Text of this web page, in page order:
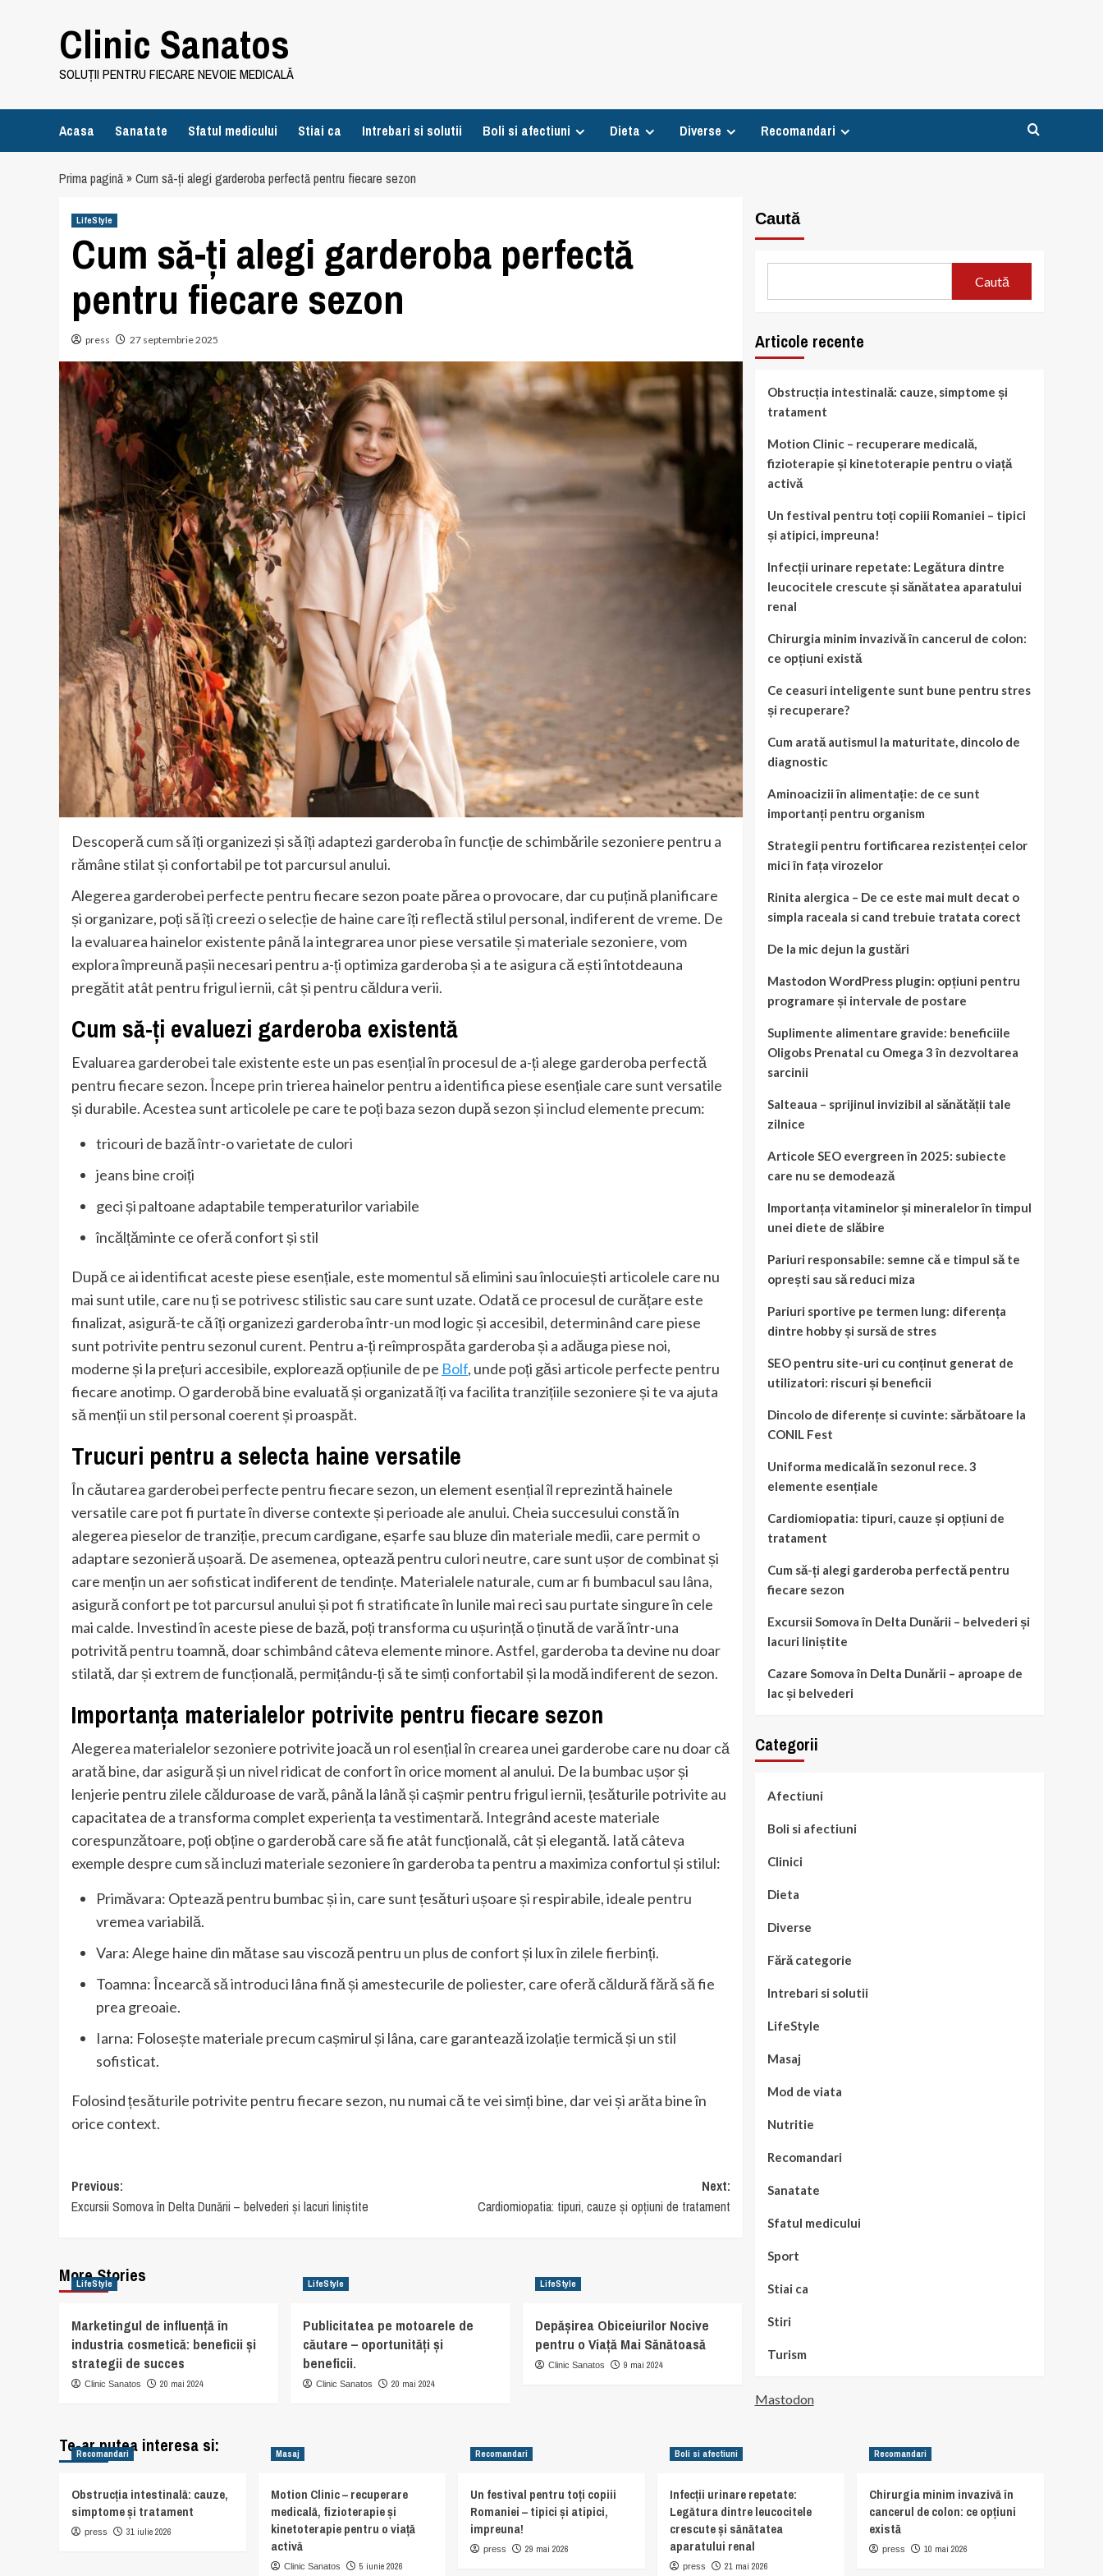
Clinic Sanatos
SOLUȚII PENTRU FIECARE NEVOIE MEDICALĂ
Acasa Sanatate Sfatul medicului Stiai ca Intrebari si solutii Boli si afectiuni Dieta Diverse Recomandari
Prima pagină»Cum să-ți alegi garderoba perfectă pentru fiecare sezon
LifeStyle
Cum să-ți alegi garderoba perfectă
pentru fiecare sezon
press 27 septembrie 2025
Descoperă cum să îți organizezi și să îți adaptezi garderoba în funcție de schimbările sezoniere pentru a
rămâne stilat și confortabil pe tot parcursul anului.
Alegerea garderobei perfecte pentru fiecare sezon poate părea o provocare, dar cu puțină planificare
și organizare, poți să îți creezi o selecție de haine care îți reflectă stilul personal, indiferent de vreme. De
la evaluarea hainelor existente până la integrarea unor piese versatile și materiale sezoniere, vom
explora împreună pașii necesari pentru a-ți optimiza garderoba și a te asigura că ești întotdeauna
pregătit atât pentru frigul iernii, cât și pentru căldura verii.
Cum să-ți evaluezi garderoba existentă
Evaluarea garderobei tale existente este un pas esențial în procesul de a-ți alege garderoba perfectă
pentru fiecare sezon. Începe prin trierea hainelor pentru a identifica piese esențiale care sunt versatile
și durabile. Acestea sunt articolele pe care te poți baza sezon după sezon și includ elemente precum:
tricouri de bază într-o varietate de culori
jeans bine croiți
geci și paltoane adaptabile temperaturilor variabile
încălțăminte ce oferă confort și stil
După ce ai identificat aceste piese esențiale, este momentul să elimini sau înlocuiești articolele care nu
mai sunt utile, care nu ți se potrivesc stilistic sau care sunt uzate. Odată ce procesul de curățare este
finalizat, asigură-te că îți organizezi garderoba într-un mod logic și accesibil, determinând care piese
sunt potrivite pentru sezonul curent. Pentru a-ți reîmprospăta garderoba și a adăuga piese noi,
moderne și la prețuri accesibile, explorează opțiunile de pe Bolf, unde poți găsi articole perfecte pentru
fiecare anotimp. O garderobă bine evaluată și organizată îți va facilita tranzițiile sezoniere și te va ajuta
să menții un stil personal coerent și proaspăt.
Trucuri pentru a selecta haine versatile
În căutarea garderobei perfecte pentru fiecare sezon, un element esențial îl reprezintă hainele
versatile care pot fi purtate în diverse contexte și perioade ale anului. Cheia succesului constă în
alegerea pieselor de tranziție, precum cardigane, eșarfe sau bluze din materiale medii, care permit o
adaptare sezonieră ușoară. De asemenea, optează pentru culori neutre, care sunt ușor de combinat și
care mențin un aer sofisticat indiferent de tendințe. Materialele naturale, cum ar fi bumbacul sau lâna,
asigură confort pe tot parcursul anului și pot fi stratificate în lunile mai reci sau purtate singure în cele
mai calde. Investind în aceste piese de bază, poți transforma cu ușurință o ținută de vară într-una
potrivită pentru toamnă, doar schimbând câteva elemente minore. Astfel, garderoba ta devine nu doar
stilată, dar și extrem de funcțională, permițându-ți să te simți confortabil și la modă indiferent de sezon.
Importanța materialelor potrivite pentru fiecare sezon
Alegerea materialelor sezoniere potrivite joacă un rol esențial în crearea unei garderobe care nu doar că
arată bine, dar asigură și un nivel ridicat de confort în orice moment al anului. De la bumbac ușor și
lenjerie pentru zilele călduroase de vară, până la lână și cașmir pentru frigul iernii, țesăturile potrivite au
capacitatea de a transforma complet experiența ta vestimentară. Integrând aceste materiale
corespunzătoare, poți obține o garderobă care să fie atât funcțională, cât și elegantă. Iată câteva
exemple despre cum să incluzi materiale sezoniere în garderoba ta pentru a maximiza confortul și stilul:
Primăvara: Optează pentru bumbac și in, care sunt țesături ușoare și respirabile, ideale pentru
vremea variabilă.
Vara: Alege haine din mătase sau viscoză pentru un plus de confort și lux în zilele fierbinți.
Toamna: Încearcă să introduci lâna fină și amestecurile de poliester, care oferă căldură fără să fie
prea greoaie.
Iarna: Folosește materiale precum cașmirul și lâna, care garantează izolație termică și un stil
sofisticat.
Folosind țesăturile potrivite pentru fiecare sezon, nu numai că te vei simți bine, dar vei și arăta bine în
orice context.
Post
navigation
Previous:
Excursii Somova în Delta Dunării – belvederi și lacuri liniștite
Next:
Cardiomiopatia: tipuri, cauze și opțiuni de tratament
More Stories
LifeStyle
Marketingul de influență în
industria cosmetică: beneficii și
strategii de succes
Clinic Sanatos 20 mai 2024
LifeStyle
Publicitatea pe motoarele de
căutare – oportunități și
beneficii.
Clinic Sanatos 20 mai 2024
LifeStyle
Depășirea Obiceiurilor Nocive
pentru o Viață Mai Sănătoasă
Clinic Sanatos 9 mai 2024
Caută
Caută
Articole recente
Obstrucția intestinală: cauze, simptome și
tratament
Motion Clinic – recuperare medicală,
fizioterapie și kinetoterapie pentru o viață
activă
Un festival pentru toți copiii Romaniei – tipici
și atipici, impreuna!
Infecții urinare repetate: Legătura dintre
leucocitele crescute și sănătatea aparatului
renal
Chirurgia minim invazivă în cancerul de colon:
ce opțiuni există
Ce ceasuri inteligente sunt bune pentru stres
și recuperare?
Cum arată autismul la maturitate, dincolo de
diagnostic
Aminoacizii în alimentație: de ce sunt
importanți pentru organism
Strategii pentru fortificarea rezistenței celor
mici în fața virozelor
Rinita alergica – De ce este mai mult decat o
simpla raceala si cand trebuie tratata corect
De la mic dejun la gustări
Mastodon WordPress plugin: opțiuni pentru
programare și intervale de postare
Suplimente alimentare gravide: beneficiile
Oligobs Prenatal cu Omega 3 în dezvoltarea
sarcinii
Salteaua – sprijinul invizibil al sănătății tale
zilnice
Articole SEO evergreen în 2025: subiecte
care nu se demodează
Importanța vitaminelor și mineralelor în timpul
unei diete de slăbire
Pariuri responsabile: semne că e timpul să te
oprești sau să reduci miza
Pariuri sportive pe termen lung: diferența
dintre hobby și sursă de stres
SEO pentru site-uri cu conținut generat de
utilizatori: riscuri și beneficii
Dincolo de diferențe si cuvinte: sărbătoare la
CONIL Fest
Uniforma medicală în sezonul rece. 3
elemente esențiale
Cardiomiopatia: tipuri, cauze și opțiuni de
tratament
Cum să-ți alegi garderoba perfectă pentru
fiecare sezon
Excursii Somova în Delta Dunării – belvederi și
lacuri liniștite
Cazare Somova în Delta Dunării – aproape de
lac și belvederi
Categorii
Afectiuni
Boli si afectiuni
Clinici
Dieta
Diverse
Fără categorie
Intrebari si solutii
LifeStyle
Masaj
Mod de viata
Nutritie
Recomandari
Sanatate
Sfatul medicului
Sport
Stiai ca
Stiri
Turism
Mastodon
Te-ar putea interesa si:
Recomandari
Obstrucția intestinală: cauze,
simptome și tratament
press 31 iulie 2026
Masaj
Motion Clinic – recuperare
medicală, fizioterapie și
kinetoterapie pentru o viață
activă
Clinic Sanatos 5 iunie 2026
Recomandari
Un festival pentru toți copiii
Romaniei – tipici și atipici,
impreuna!
press 29 mai 2026
Boli si afectiuni
Infecții urinare repetate:
Legătura dintre leucocitele
crescute și sănătatea
aparatului renal
press 21 mai 2026
Recomandari
Chirurgia minim invazivă în
cancerul de colon: ce opțiuni
există
press 10 mai 2026